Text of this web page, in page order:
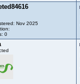
Nov 2025
0